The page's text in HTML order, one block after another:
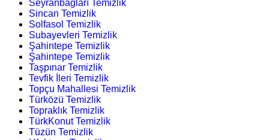
Seyranbağları Temizlik
Sincan Temizlik
Solfasol Temizlik
Subayevleri Temizlik
Şahintepe Temizlik
Şahintepe Temizlik
Taşpınar Temizlik
Tevfik İleri Temizlik
Topçu Mahallesi Temizlik
Türközü Temizlik
Topraklık Temizlik
TürkKonut Temizlik
Tüzün Temizlik